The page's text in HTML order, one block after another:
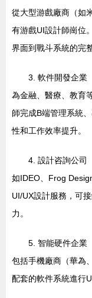
從大型游戲廠商（如
有游戲UI設計師崗位
界面到戰斗系統的完
3. 軟件開發企業
為金融、醫療、教育
師完成B端管理系統
性和工作效率提升。
4. 設計咨詢公司
如IDEO、Frog
UI/UX設計服務，可
力。
5. 智能硬件企業
包括手機廠商（華為
配套的軟件系統進行